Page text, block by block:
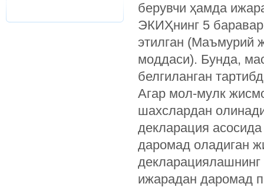
берувчи ҳамда
ЭКИҲнинг 5
этилган (Маъмурий
моддаси). Бунда,
белгиланган
Агар мол-мулк
шахслардан
декларация
даромад оладиган
ижарадан даромад